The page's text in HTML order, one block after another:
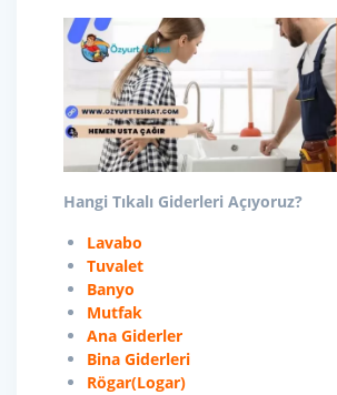
Hangi Tıkalı Giderleri Açıyoruz?
Lavabo
Tuvalet
Banyo
Mutfak
Ana Giderler
Bina Giderleri
Rögar(Logar)